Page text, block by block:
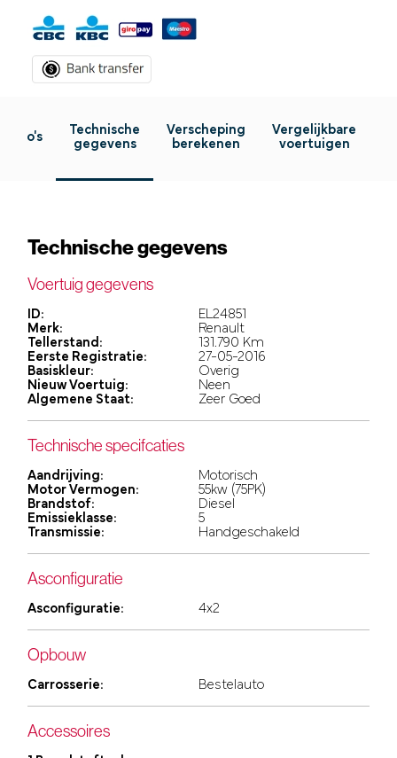
Foto's
Technische
gegevens
Verscheping
berekenen
Vergelijkbare
voertuigen
Technische gegevens
Voertuig gegevens
ID:
EL24851
Merk:
Renault
Tellerstand:
131.790 Km
Eerste Registratie:
27-05-2016
Basiskleur:
Overig
Nieuw Voertuig:
Neen
Algemene Staat:
Zeer Goed
Technische specifcaties
Aandrijving:
Motorisch
Motor Vermogen:
55kw (75PK)
Brandstof:
Diesel
Emissieklasse:
5
Transmissie:
Handgeschakeld
Asconfiguratie
Asconfiguratie: 4x2
Opbouw
Carrosserie: Bestelauto
Accessoires